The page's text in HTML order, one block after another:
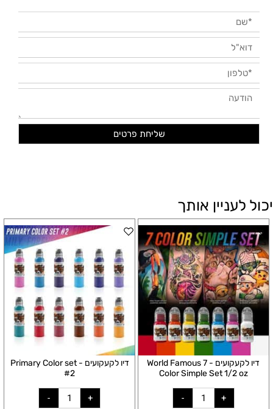
יכול לעניין אותך
דיו לקעקועים - World Famous 7
Color Simple Set 1/2 oz
דיו לקעקועים - Primary Color set
#2